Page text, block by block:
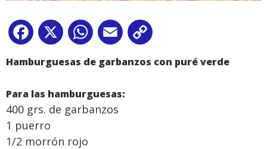
Facebook
X WhatsApp
Email
Link
Hamburguesas de garbanzos con puré verde
Para las hamburguesas:
400 grs. de garbanzos
1 puerro
1/2 morrón rojo